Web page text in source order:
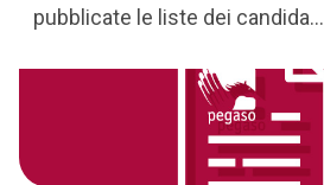
pubblicate le liste dei candida...